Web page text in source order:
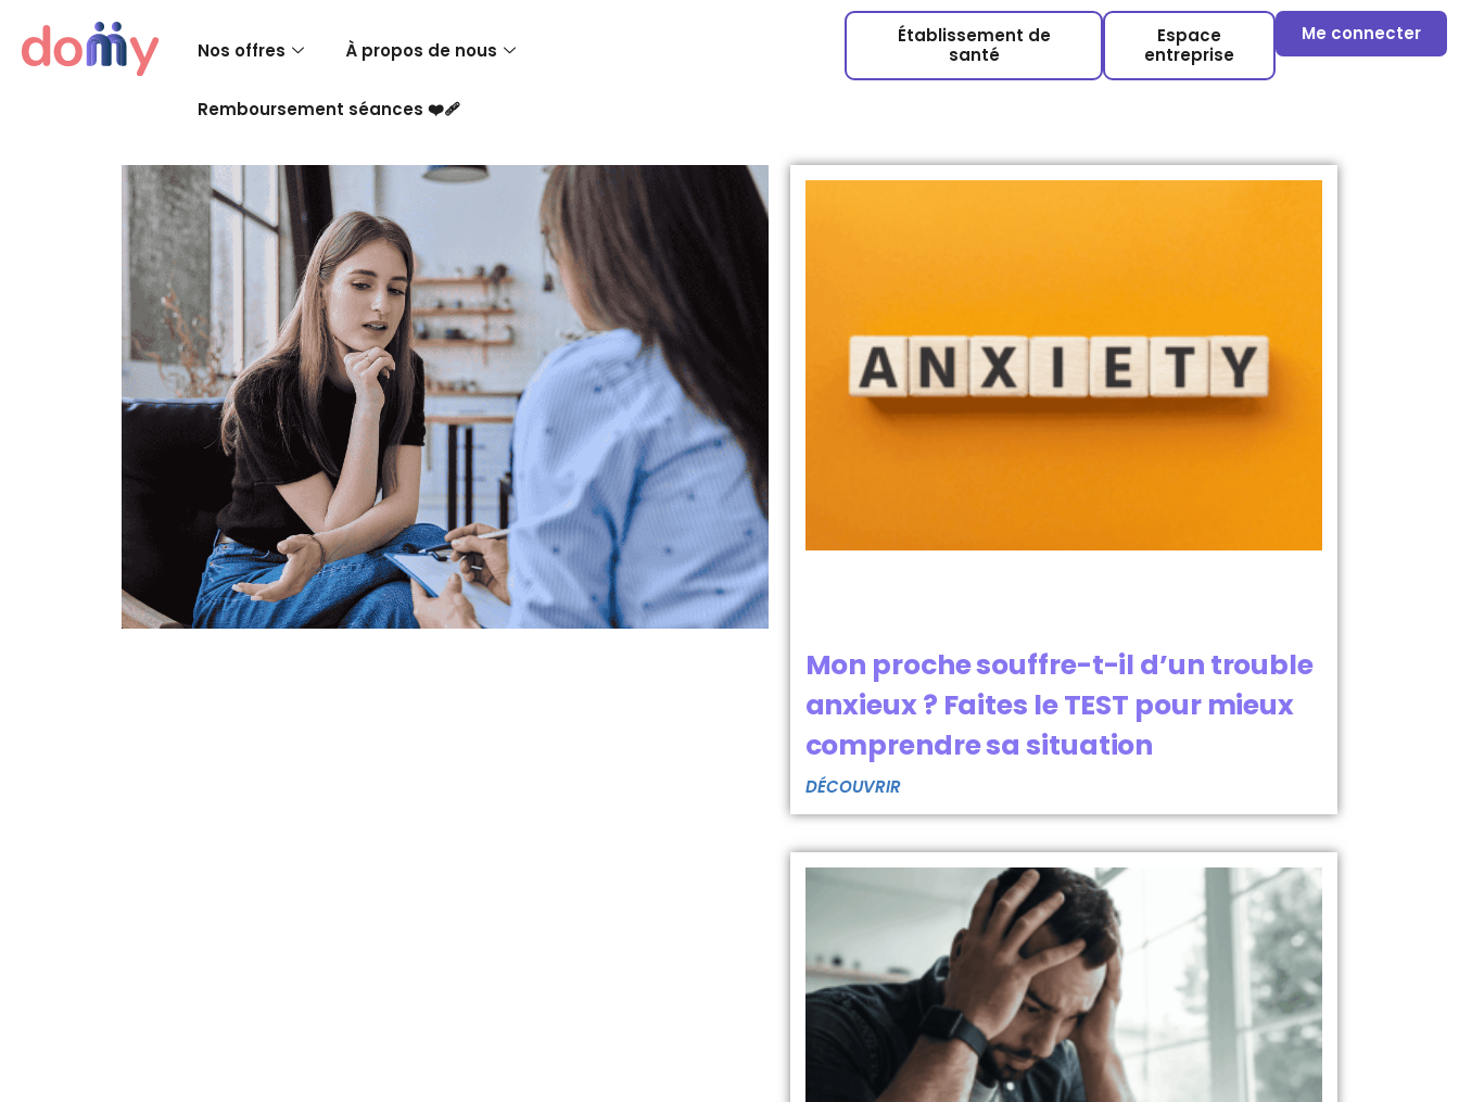
Nos offres À propos de nous
Remboursement séances ❤️‍🩹
Établissement de
santé
Espace
entreprise
Me connecter
Mon proche souffre-t-il d’un trouble
anxieux ? Faites le TEST pour mieux
comprendre sa situation
DÉCOUVRIR